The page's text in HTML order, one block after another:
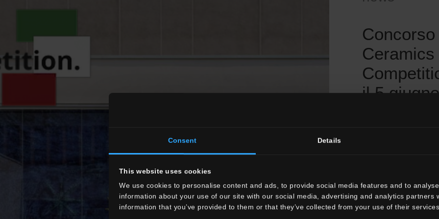
Consent Details
This website uses cookies
We use cookies to personalise content and ads, to provide social media features and to
information about your use of our site with our social media, advertising and analytics partners
information that you’ve provided to them or that they’ve collected from your use of their services.
il 5
La nuova
Competition, è
designer di tutto il
internazionale
utilizzano le
Un Palcoscenico
Se sei un